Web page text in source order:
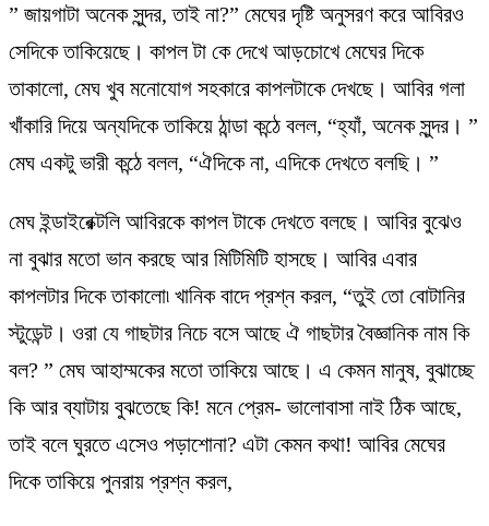
” জায়গাটা অনেক সুন্দর, তাই না?” মেঘের দৃষ্টি অনুসরণ করে আবিরও
সেদিকে তাকিয়েছে। কাপল টা কে দেখে আড়চোখে মেঘের দিকে
তাকালো, মেঘ খুব মনোযোগ সহকারে কাপলটাকে দেখছে। আবির গলা
খাঁকারি দিয়ে অন্যদিকে তাকিয়ে ঠান্ডা কন্ঠে বলল, “হ্যাঁ, অনেক সুন্দর। ”
মেঘ একটু ভারী কন্ঠে বলল, “ঐদিকে না, এদিকে দেখতে বলছি। ”
মেঘ ইন্ডাইরেক্টলি আবিরকে কাপল টাকে দেখতে বলছে। আবির বুঝেও
না বুঝার মতো ভান করছে আর মিটিমিটি হাসছে। আবির এবার
কাপলটার দিকে তাকালো৷ খানিক বাদে প্রশ্ন করল, “তুই তো বোটানির
স্টুডেন্ট। ওরা যে গাছটার নিচে বসে আছে ঐ গাছটার বৈজ্ঞানিক নাম কি
বল? ” মেঘ আহাম্মকের মতো তাকিয়ে আছে। এ কেমন মানুষ, বুঝাচ্ছে
কি আর ব্যাটায় বুঝতেছে কি! মনে প্রেম- ভালোবাসা নাই ঠিক আছে,
তাই বলে ঘুরতে এসেও পড়াশোনা? এটা কেমন কথা! আবির মেঘের
দিকে তাকিয়ে পুনরায় প্রশ্ন করল,